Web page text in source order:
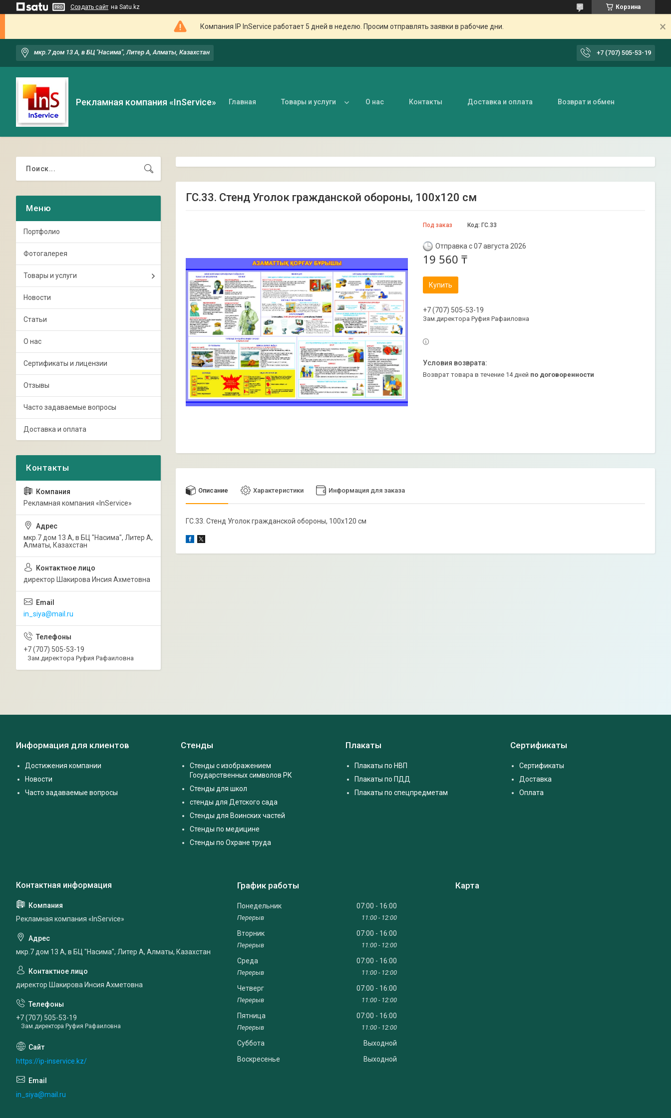
Создать сайт на Satu.kz Корзина
Компания IP InService работает 5 дней в неделю. Просим отправлять заявки в рабочие дни.
мкр.7 дом 13 А, в БЦ "Насима", Литер А, Алматы, Казахстан +7 (707) 505-53-19
Рекламная компания «InService» Главная Товары и услуги О нас Контакты Доставка и оплата Возврат и обмен
ГС.33. Стенд Уголок гражданской обороны, 100х120 см
Под заказ Код: ГС.33
Отправка с 07 августа 2026
19 560 ₸
Купить
+7 (707) 505-53-19
Зам.директора Руфия Рафаиловна
возврат товара в течение 14 дней по договоренности
Описание Характеристики Информация для заказа
ГС.33. Стенд Уголок гражданской обороны, 100х120 см
Портфолио
Фотогалерея
Товары и услуги
Новости
Статьи
О нас
Сертификаты и лицензии
Отзывы
Часто задаваемые вопросы
Доставка и оплата
Рекламная компания «InService»
мкр.7 дом 13 А, в БЦ "Насима", Литер А,
Алматы, Казахстан
директор Шакирова Инсия Ахметовна
in_siya@mail.ru
+7 (707) 505-53-19
Зам.директора Руфия Рафаиловна
Информация для клиентов
Достижения компании
Новости
Часто задаваемые вопросы
Стенды
Стенды с изображением
Государственных символов РК
Стенды для школ
стенды для Детского сада
Стенды для Воинских частей
Стенды по медицине
Стенды по Охране труда
Плакаты
Плакаты по НВП
Плакаты по ПДД
Плакаты по спецпредметам
Сертификаты
Сертификаты
Доставка
Оплата
Рекламная компания «InService»
мкр.7 дом 13 А, в БЦ "Насима", Литер А, Алматы, Казахстан
директор Шакирова Инсия Ахметовна
+7 (707) 505-53-19
Зам.директора Руфия Рафаиловна
https://ip-inservice.kz/
in_siya@mail.ru
График работы
Понедельник 07:00 16:00
11:00 12:00
Вторник 07:00 16:00
11:00 12:00
Среда 07:00 16:00
11:00 12:00
Четверг 07:00 16:00
11:00 12:00
Пятница 07:00 16:00
11:00 12:00
Суббота
Выходной
Воскресенье
Выходной
Карта